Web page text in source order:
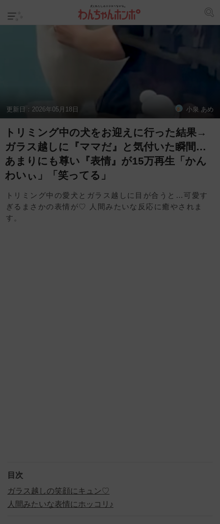
更新日： 2026年05月18日 小泉 あめ
トリミング中の犬をお迎えに行った結果→
ガラス越しに『ママだ』と気付いた瞬間…
あまりにも尊い『表情』が15万再生「かん
わいぃ」「笑ってる」
トリミング中の愛犬とガラス越しに目が合うと…可愛す
ぎるまさかの表情が♡ 人間みたいな反応に癒やされま
す。
目次
ガラス越しの笑顔にキュン♡
人間みたいな表情にホッコリ♪